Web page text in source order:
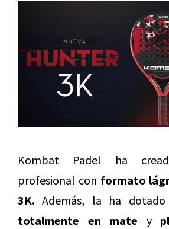
Kombat Padel ha
profesional con formato
3K. Además, la ha
totalmente en mate y